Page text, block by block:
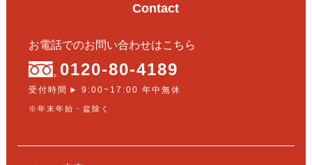
Contact
お電話でのお問い合わせはこちら
0120-80-4189
受付時間 ▶ 9:00~17:00 年中無休
※年末年始・盆除く